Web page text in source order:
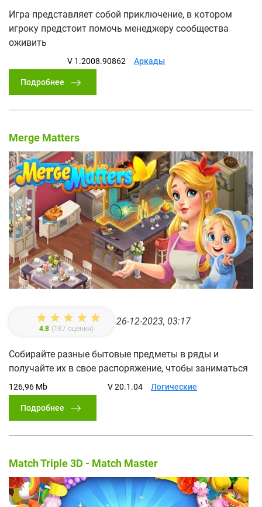
Игра представляет собой приключение, в котором
игроку предстоит помочь менеджеру сообщества
оживить
V 1.2008.90862 Аркады
Подробнее
Merge Matters
4.8 (187 оценки)
26-12-2023, 03:17
Собирайте разные бытовые предметы в ряды и
получайте их в свое распоряжение, чтобы заниматься
126,96 Mb V 20.1.04 Логические
Подробнее
Match Triple 3D - Match Master